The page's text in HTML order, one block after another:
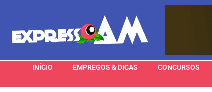
INÍCIO EMPREGOS & DICAS CONCURSOS